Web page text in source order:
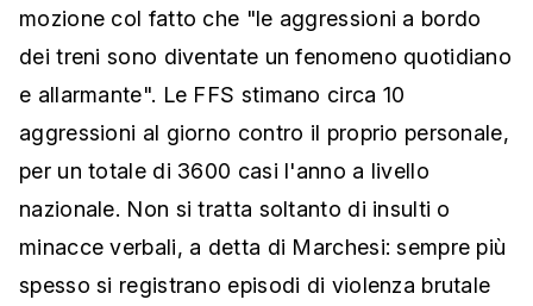
mozione col fatto che "le aggressioni a bordo
dei treni sono diventate un fenomeno quotidiano
e allarmante". Le FFS stimano circa 10
aggressioni al giorno contro il proprio personale,
per un totale di 3600 casi l'anno a livello
nazionale. Non si tratta soltanto di insulti o
minacce verbali, a detta di Marchesi: sempre più
spesso si registrano episodi di violenza brutale